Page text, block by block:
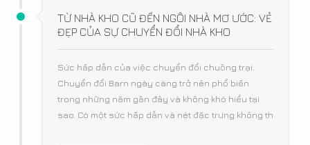
TỪ NHÀ KHO CŨ ĐẾN NGÔI NHÀ MƠ ƯỚC: VẺ
ĐẸP CỦA SỰ CHUYỂN ĐỔI NHÀ KHO
Sức hấp dẫn của việc chuyển đổi chuồng trại.
Chuyển đổi Barn ngày càng trở nên phổ biến
trong những năm gần đây và không khó hiểu tại
sao. Có một sức hấp dẫn và nét đặc trưng không th